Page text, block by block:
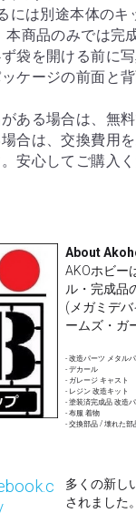
には別途本体のキ
商品のみでは完
袋を開ける前に
ケージの前面と
ある場合は、無
合は、交換費用
安心してご購入く
About
AKOホビー
ル・完成品
(メガミデ
ームズ・ガ
- 改造パーツ メタル
- デカール
- ガレージ キャスト
- レジン 改造キット
- 塗装済完成品 改造
- 布服 着物
- 交換部品 / 壊れた部
多くの新し
されました